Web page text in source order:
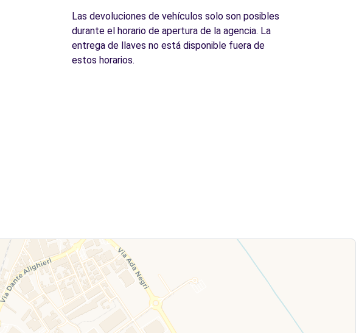
Las devoluciones de vehículos solo son posibles
durante el horario de apertura de la agencia. La
entrega de llaves no está disponible fuera de
estos horarios.